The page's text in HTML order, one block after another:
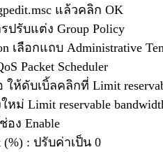
แล้วคลิก OK
รับแต่ง Group Policy
เลือกแถบ Administrative
Packet Scheduler
ห้ดับเบิ้ลคลิกที่ Limit
Limit reservable
อง Enable
(%) : ปรับค่าเป็น 0